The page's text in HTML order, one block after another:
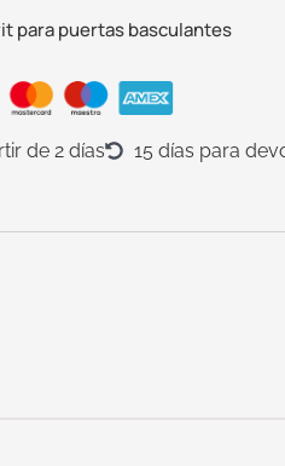
para puertas basculantes
de 2 días 15 días para